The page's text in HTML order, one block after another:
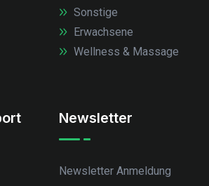
Sonstige
Erwachsene
Wellness & Massage
Newsletter
Newsletter Anmeldung